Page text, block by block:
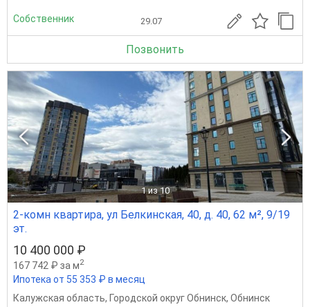
Собственник 29.07
Позвонить
1 из 10
2-комн квартира, ул Белкинская, 40, д. 40, 62 м², 9/19
эт.
10 400 000 ₽
167 742 ₽ за м2
Ипотека от 55 353 ₽ в месяц
Калужская область, Городской округ Обнинск, Обнинск